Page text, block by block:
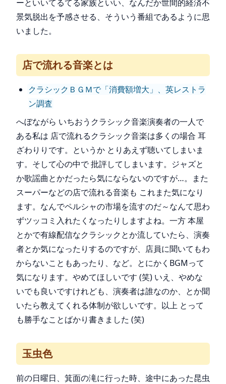
ーといいてるてる家族といい、なんだか世間的経済不
景気脱出を予感させる、そういう番組であるように思
いました。
店で流れる音楽とは
クラシックＢＧＭで「消費額増大」、英レストラ
ン調査
へぼながら いちおうクラシック音楽演奏者の一人で
ある私は 店で流れるクラシック音楽は多くの場合 耳
ざわりりです。というか とりあえず聴いてしまいま
す。そして心の中で 批評してしまいます。ジャズと
か歌謡曲とかだったら気にならないのですが…。また
スーパーなどの店で流れる音楽も これまた気になり
ます。なんでペルシャの市場を流すのだ～なんて思わ
ずツッコミ入れたくなったりしますよね。一方 本屋
とかで有線配信なクラシックとか流していたら、演奏
者とか気になったりするのですが、店員に聞いてもわ
からないこともあったり、など。とにかくBGMって
気になります。やめてほしいです (笑) いえ、やめな
いでも良いですけれども、演奏者は誰なのか、とか聞
いたら教えてくれる体制が欲しいです。以上 とって
も勝手なことばかり書きました (笑)
玉虫色
前の日曜日、箕面の滝に行った時、途中にあった昆虫